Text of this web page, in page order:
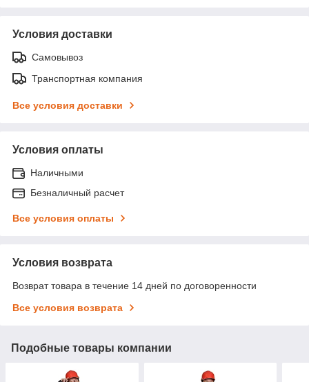
Условия доставки
Самовывоз
Транспортная компания
Все условия доставки
Условия оплаты
Наличными
Безналичный расчет
Все условия оплаты
Условия возврата
Возврат товара в течение 14 дней по договоренности
Все условия возврата
Подобные товары компании